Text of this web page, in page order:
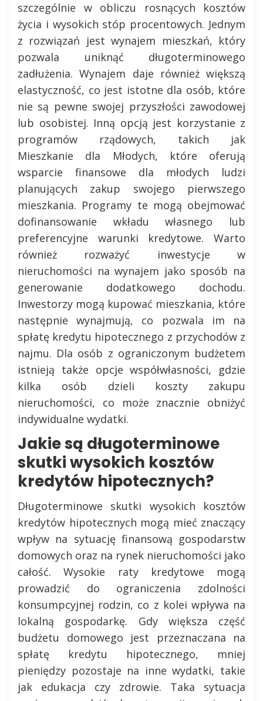
szczególnie w obliczu rosnących kosztów
życia i wysokich stóp procentowych. Jednym
z rozwiązań jest wynajem mieszkań, który
pozwala uniknąć długoterminowego
zadłużenia. Wynajem daje również większą
elastyczność, co jest istotne dla osób, które
nie są pewne swojej przyszłości zawodowej
lub osobistej. Inną opcją jest korzystanie z
programów rządowych, takich jak
Mieszkanie dla Młodych, które oferują
wsparcie finansowe dla młodych ludzi
planujących zakup swojego pierwszego
mieszkania. Programy te mogą obejmować
dofinansowanie wkładu własnego lub
preferencyjne warunki kredytowe. Warto
również rozważyć inwestycje w
nieruchomości na wynajem jako sposób na
generowanie dodatkowego dochodu.
Inwestorzy mogą kupować mieszkania, które
następnie wynajmują, co pozwala im na
spłatę kredytu hipotecznego z przychodów z
najmu. Dla osób z ograniczonym budżetem
istnieją także opcje współwłasności, gdzie
kilka osób dzieli koszty zakupu
nieruchomości, co może znacznie obniżyć
indywidualne wydatki.
Jakie są długoterminowe
skutki wysokich kosztów
kredytów hipotecznych?
Długoterminowe skutki wysokich kosztów
kredytów hipotecznych mogą mieć znaczący
wpływ na sytuację finansową gospodarstw
domowych oraz na rynek nieruchomości jako
całość. Wysokie raty kredytowe mogą
prowadzić do ograniczenia zdolności
konsumpcyjnej rodzin, co z kolei wpływa na
lokalną gospodarkę. Gdy większa część
budżetu domowego jest przeznaczana na
spłatę kredytu hipotecznego, mniej
pieniędzy pozostaje na inne wydatki, takie
jak edukacja czy zdrowie. Taka sytuacja